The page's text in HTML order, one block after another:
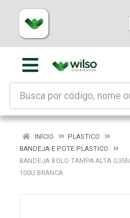
INÍCIO
PLASTICO
BANDEJA E POTE PLASTICO
BANDEJA BOLO TAMPA ALTA
100U BRANCA